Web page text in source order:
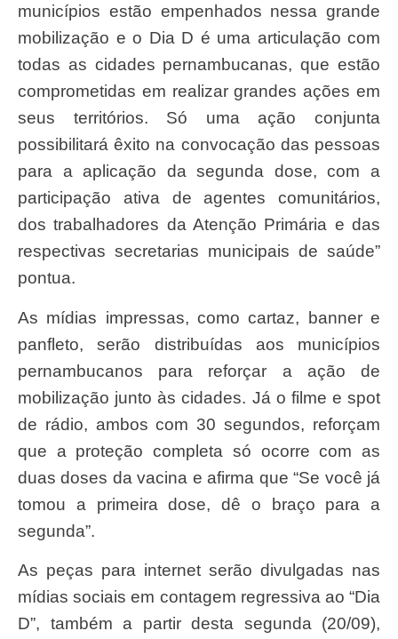
municípios estão empenhados nessa grande
mobilização e o Dia D é uma articulação com
todas as cidades pernambucanas, que estão
comprometidas em realizar grandes ações em
seus territórios. Só uma ação conjunta
possibilitará êxito na convocação das pessoas
para a aplicação da segunda dose, com a
participação ativa de agentes comunitários,
dos trabalhadores da Atenção Primária e das
respectivas secretarias municipais de saúde”
pontua.
As mídias impressas, como cartaz, banner e
panfleto, serão distribuídas aos municípios
pernambucanos para reforçar a ação de
mobilização junto às cidades. Já o filme e spot
de rádio, ambos com 30 segundos, reforçam
que a proteção completa só ocorre com as
duas doses da vacina e afirma que “Se você já
tomou a primeira dose, dê o braço para a
segunda”.
As peças para internet serão divulgadas nas
mídias sociais em contagem regressiva ao “Dia
D”, também a partir desta segunda (20/09),